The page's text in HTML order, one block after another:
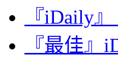
『iDaily
『最佳』